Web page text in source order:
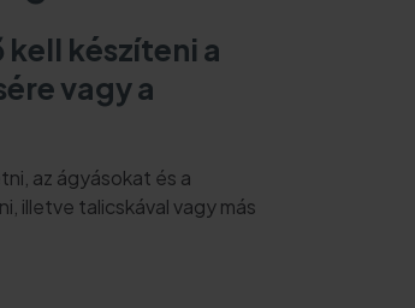
készíteni a
vagy a
az ágyásokat és a
illetve talicskával vagy más